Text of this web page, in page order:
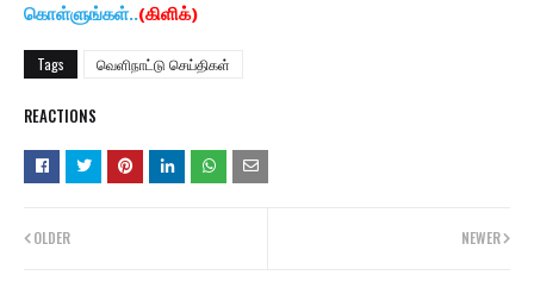
கொள்ளுங்கள்..(கிளிக்)
Tags வெளிநாட்டு செய்திகள்
REACTIONS
NEWER
OLDER